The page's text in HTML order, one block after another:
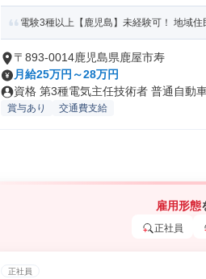
電験3種以上【鹿児島】未経験可！ 地域
〒893-0014鹿児島県鹿屋市寿
月給25万円～28万円
資格 第3種電気主任技術者 普通自動
賞与あり 交通費支給
雇用形態
正社員
正社員